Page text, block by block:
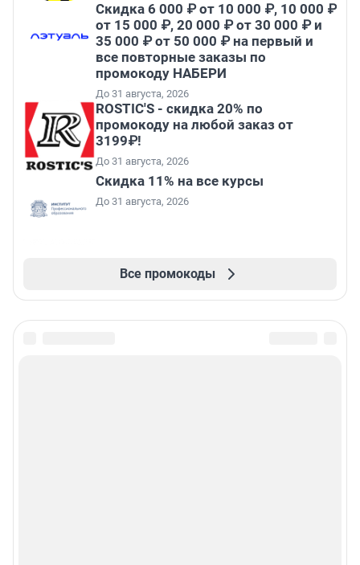
Скидка 6 000 ₽ от 10 000 ₽, 10 000 ₽
от 15 000 ₽, 20 000 ₽ от 30 000 ₽ и
35 000 ₽ от 50 000 ₽ на первый и
все повторные заказы по
промокоду НАБЕРИ
До 31 августа, 2026
ROSTIC'S - скидка 20% по
промокоду на любой заказ от
3199₽!
До 31 августа, 2026
Скидка 11% на все курсы
До 31 августа, 2026
Все промокоды